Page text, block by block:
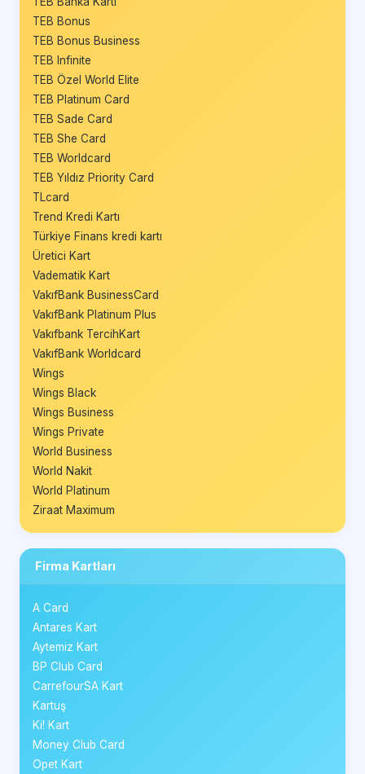
TEB Bonus
TEB Bonus Business
TEB Infinite
TEB Özel World Elite
TEB Platinum Card
TEB Sade Card
TEB She Card
TEB Worldcard
TEB Yıldız Priority Card
TLcard
Trend Kredi Kartı
Türkiye Finans kredi kartı
Üretici Kart
Vadematik Kart
VakıfBank BusinessCard
VakıfBank Platinum Plus
Vakıfbank TercihKart
VakıfBank Worldcard
Wings
Wings Black
Wings Business
Wings Private
World Business
World Nakit
World Platinum
Ziraat Maximum
Firma Kartları
A Card
Antares Kart
Aytemiz Kart
BP Club Card
CarrefourSA Kart
Kartuş
Ki! Kart
Money Club Card
Opet Kart